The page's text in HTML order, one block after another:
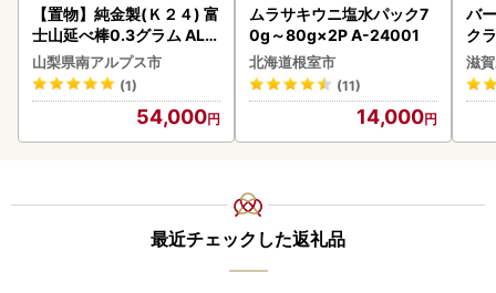
【置物】純金製(Ｋ２４) 富
士山延べ棒0.3グラム ALP
BK193
山梨県南アルプス市
(1)
54,000
ムラサキウニ塩水パック7
0g～80g×2P A-24001
北海道根室市
(11)
14,000
バ
ク
ア
ン
滋
最近チェックした返礼品